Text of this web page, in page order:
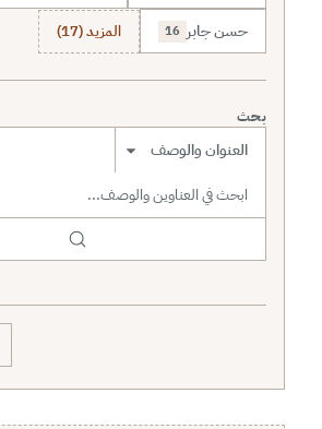
حسن جابر 16 المزيد (17)
بحث
نطاق البحث